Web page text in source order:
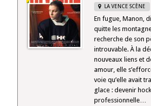
LA VENCE SCÈNE
En fugue, Manon,
quitte les
recherche de son
introuvable. À la
nouveaux liens et
amour, elle
voie qu’elle avait
glace : devenir
professionnelle…